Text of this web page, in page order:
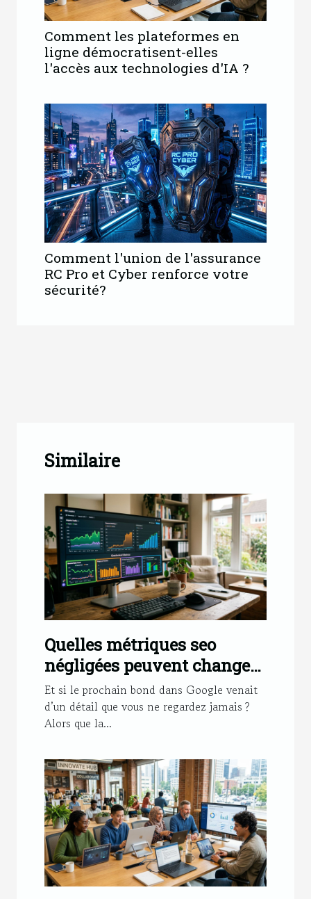
Comment les plateformes en
ligne démocratisent-elles
l'accès aux technologies d'IA ?
Comment l'union de l'assurance
RC Pro et Cyber renforce votre
sécurité?
Similaire
Quelles métriques seo
négligées peuvent changer
le classement d’un site
Et si le prochain bond dans Google venait
d’un détail que vous ne regardez jamais ?
Alors que la...